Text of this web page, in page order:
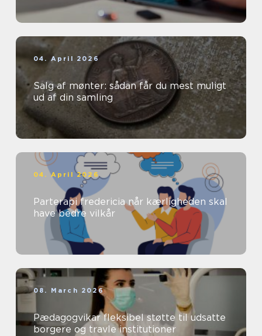
04. April 2026
Salg af mønter: sådan får du mest muligt
ud af din samling
04. April 2026
Parterapi fredericia når kærligheden skal
have bedre vilkår
08. March 2026
Pædagogvikar fleksibel støtte til udsatte
borgere og travle institutioner